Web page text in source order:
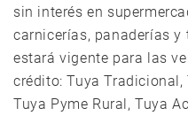
sin interés en
carnicerías, panaderías
estará vigente para las
crédito: Tuya Tradicional,
Tuya Pyme Rural, Tuya